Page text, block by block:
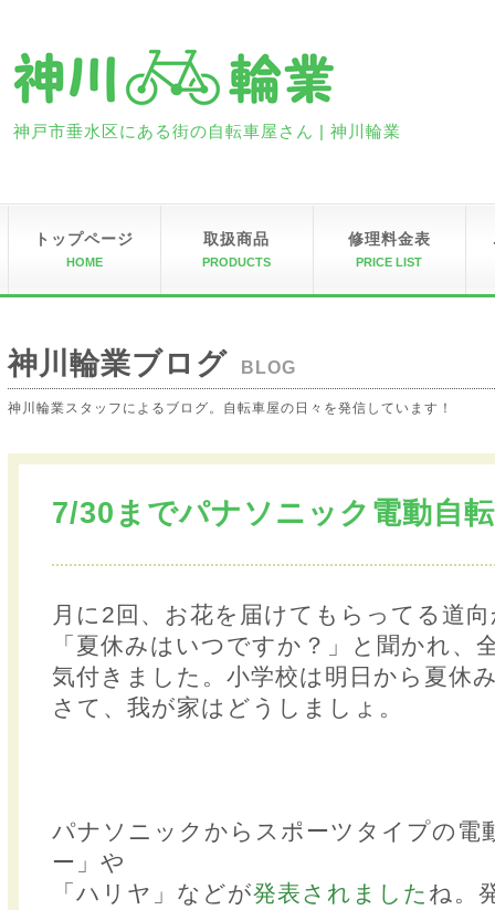
神戸市垂水区にある街の自転車屋さん | 神川輪業
トップページ
HOME
取扱商品
PRODUCTS
修理料金表
PRICE LIST
神川輪業ブログ BLOG
神川輪業スタッフによるブログ。自転車屋の日々を発信しています！
7/30までパナソニック電動自
月に2回、お花を届けてもらってる道
「夏休みはいつですか？」と聞かれ、
気付きました。小学校は明日から夏休
さて、我が家はどうしましょ。
パナソニックからスポーツタイプの電
ー」や
「ハリヤ」などが発表されました ね。